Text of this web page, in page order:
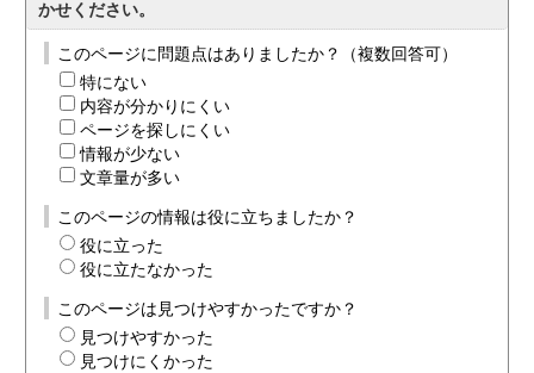
かせください。
このページに問題点はありましたか？（複数回答可）
特にない
内容が分かりにくい
ページを探しにくい
情報が少ない
文章量が多い
このページの情報は役に立ちましたか？
役に立った
役に立たなかった
このページは見つけやすかったですか？
見つけやすかった
見つけにくかった